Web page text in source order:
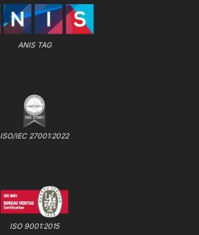
ANIS TAG
ISO/IEC 27001:2022
ISO 9001:2015